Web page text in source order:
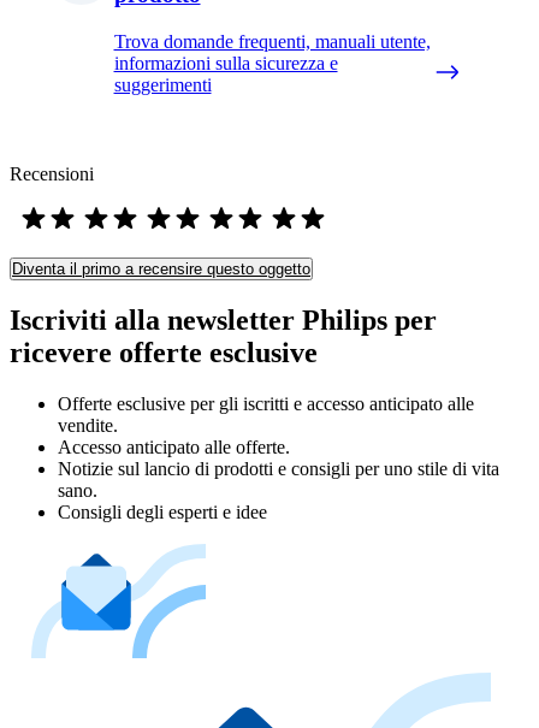
Trova domande frequenti, manuali utente,
informazioni sulla sicurezza e
suggerimenti
Recensioni
Diventa il primo a recensire questo oggetto
Iscriviti alla newsletter Philips per
ricevere offerte esclusive
Offerte esclusive per gli iscritti e accesso anticipato alle
vendite.
Accesso anticipato alle offerte.
Notizie sul lancio di prodotti e consigli per uno stile di vita
sano.
Consigli degli esperti e idee